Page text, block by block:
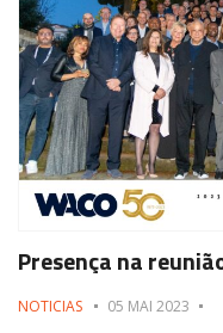
Presença na
NOTICIAS 05 MAI 2023